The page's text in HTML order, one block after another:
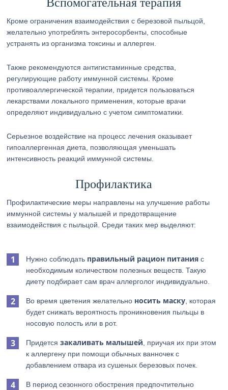
Кроме ограничения взаимодействия с березовой пыльцой,
желательно употреблять энтеросорбенты, способные
устранять из организма токсины и аллерген.
Также рекомендуются антигистаминные средства,
регулирующие работу иммунной системы. Кроме
противоаллергической терапии, придется пользоваться
лекарствами локального применения, которые врачи
определяют индивидуально с учетом симптоматики.
Серьезное воздействие на процесс лечения оказывает
гипоаллергенная диета, позволяющая уменьшать
интенсивность реакций иммунной системы.
Профилактика
Профилактические меры направлены на улучшение работы
иммунной системы у малышей и предотвращение
взаимодействия с пыльцой. Среди таких мер выделяют:
Нужно соблюдать правильный рацион питания с
необходимым количеством полезных веществ. Такую
диету подбирает сам врач аллерголог индивидуально.
Во время цветения желательно носить маску , которая
будет снижать вероятность проникновения пыльцы в
носовую полость или в рот.
Придетсязакаливать малышей , приучая их при этом
к аллергену при помощи обычных ванночек с
добавлением отвара из сушеных березовых почек.
В период сезонного обострения предпочтительно